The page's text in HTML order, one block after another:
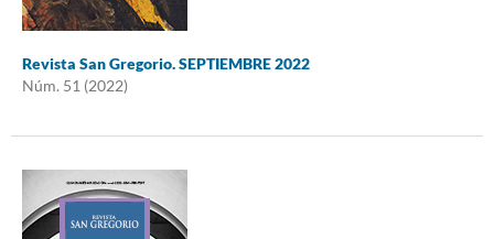
Revista San Gregorio. SEPTIEMBRE 2022
Núm. 51 (2022)